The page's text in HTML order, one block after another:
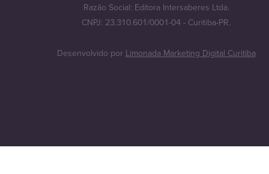
Razão Social: Editora Intersaberes Ltda.
CNPJ: 23.310.601/0001-04 - Curitiba-PR.
Desenvolvido porLimonada Marketing Digital Curitiba